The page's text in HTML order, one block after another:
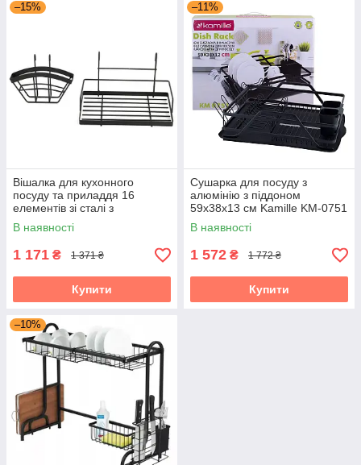
–15%
Вішалка для кухонного
посуду та приладдя 16
елементів зі сталі з
порошковим покриттям
Kamille KM-8862
В наявності
1 171 ₴ 1 371 ₴
Купити
–11%
Сушарка для посуду з
алюмінію з піддоном
59х38х13 см Kamille KM-0751
В наявності
1 572 ₴ 1 772 ₴
Купити
–10%